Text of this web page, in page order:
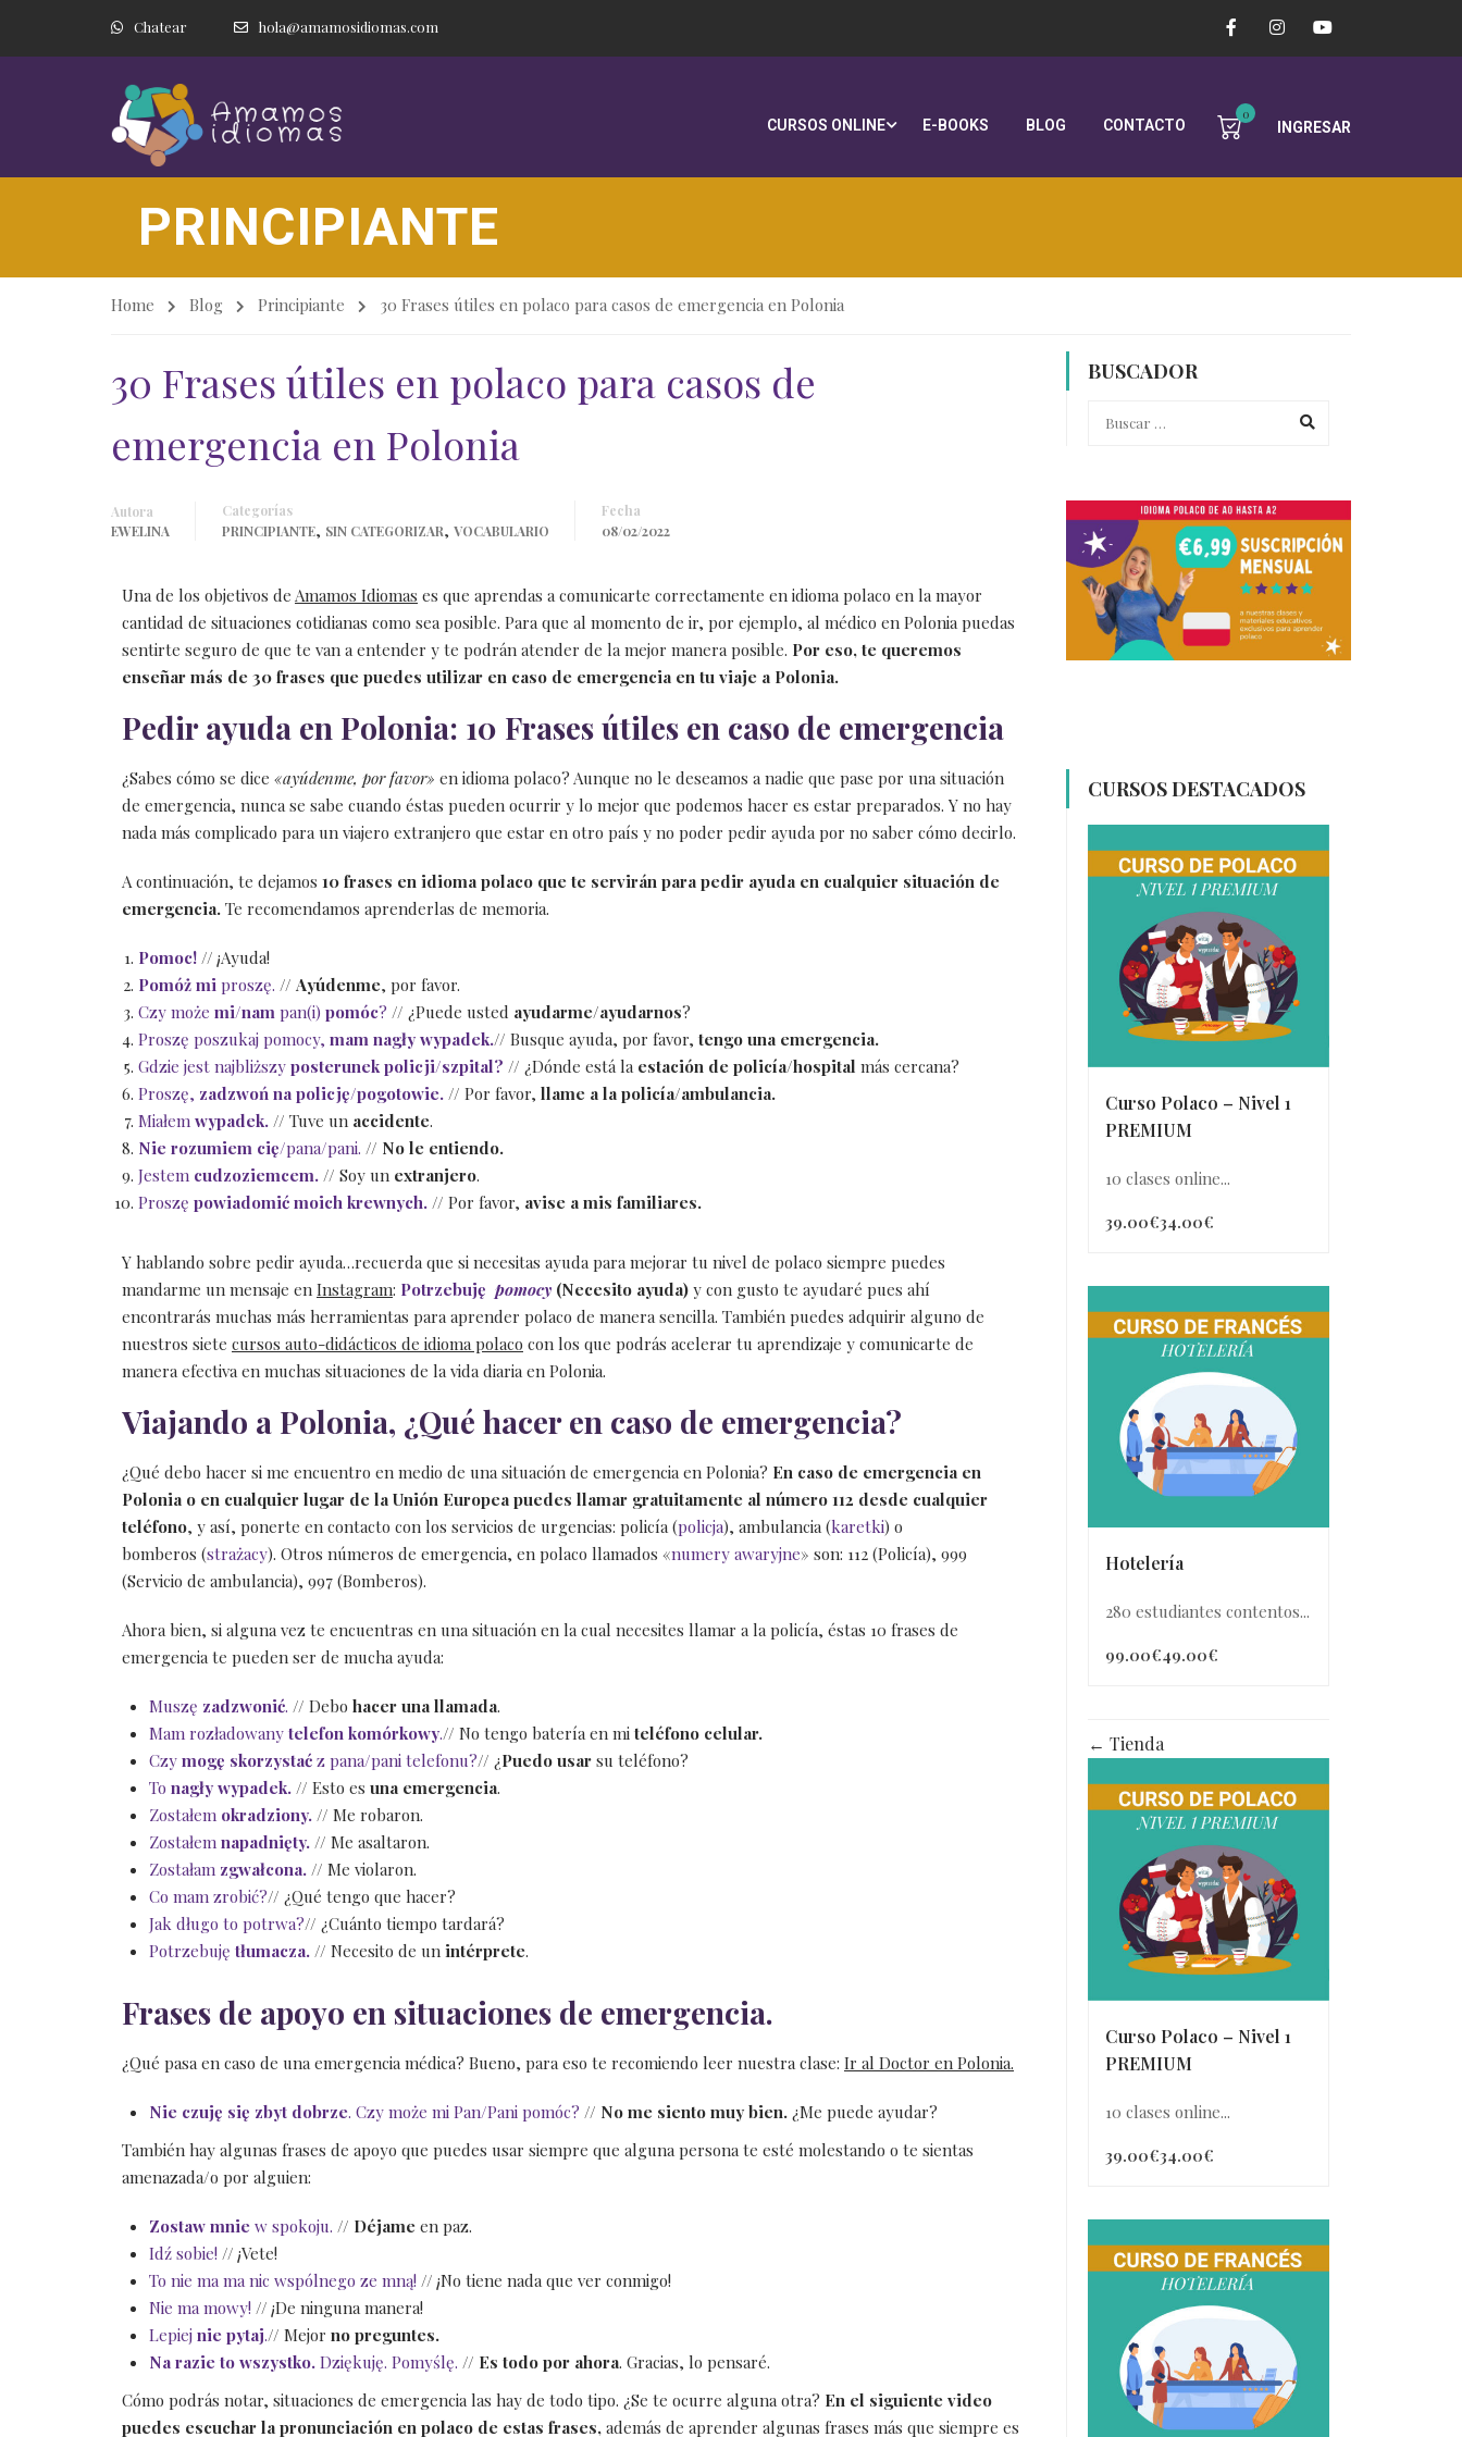
Chatear hola@amamosidiomas.com
CURSOS ONLINE E-BOOKS BLOG CONTACTO
0
INGRESAR
PRINCIPIANTE
Home Blog Principiante 30 Frases útiles en polaco para casos de emergencia en Polonia
30 Frases útiles en polaco para casos de
emergencia en Polonia
Autora
EWELINA
Categorías
PRINCIPIANTE, SIN CATEGORIZAR, VOCABULARIO
Fecha
08/02/2022
Una de los objetivos de Amamos Idiomas es que aprendas a comunicarte correctamente en idioma polaco en la mayor
cantidad de situaciones cotidianas como sea posible. Para que al momento de ir, por ejemplo, al médico en Poloniapuedas
sentirte seguro de que te van a entender y te podrán atender de la mejor manera posible. Por eso, te queremos
enseñar más de 30 frases que puedes utilizar en caso de emergencia en tu viaje a Polonia.
Pedir ayuda en Polonia: 10 Frases útiles en caso de emergencia
¿Sabes cómo se dice «ayúdenme, por favor» en idioma polaco? Aunque no le deseamos a nadie que pase por una situación
de emergencia, nunca se sabe cuando éstas pueden ocurrir y lo mejor que podemos hacer es estar preparados. Y no hay
nada más complicado para un viajero extranjero que estar en otro país y no poder pedir ayuda por no saber cómo decirlo.
A continuación, te dejamos 10 frases en idioma polaco que te servirán para pedir ayuda en cualquier situación de
emergencia. Te recomendamos aprenderlas de memoria.
Pomoc! // ¡Ayuda!
Pomóż mi proszę. // Ayúdenme, por favor.
Czy może mi/nam pan(i) pomóc? // ¿Puede usted ayudarme/ayudarnos?
Proszę poszukaj pomocy, mam nagły wypadek.// Busque ayuda, por favor, tengo una emergencia.
Gdzie jest najbliższy posterunek policji/szpital? // ¿Dónde está la estación de policía/hospital más cercana?
Proszę, zadzwoń na policję/pogotowie. // Por favor, llame a la policía/ambulancia.
Miałem wypadek. // Tuve un accidente.
Nie rozumiem cię/pana/pani. // No le entiendo.
Jestem cudzoziemcem. // Soy un extranjero.
Proszę powiadomić moich krewnych. // Por favor, avise a mis familiares.
Y hablando sobre pedir ayuda…recuerda que si necesitas ayuda para mejorar tu nivel de polaco siempre puedes
mandarme un mensaje en Instagram: Potrzebuję pomocy (Necesito ayuda) y con gusto te ayudaré pues ahí
encontrarás muchas más herramientas para aprender polaco de manera sencilla. También puedes adquirir alguno de
nuestros siete cursos auto-didácticos de idioma polaco con los que podrás acelerar tu aprendizaje y comunicarte de
manera efectiva en muchas situaciones de la vida diaria en Polonia.
Viajando a Polonia, ¿Qué hacer en caso de emergencia?
¿Qué debo hacer si me encuentro en medio de una situación de emergencia en Polonia? En caso de emergencia en
Polonia o en cualquier lugar de la Unión Europea puedes llamar gratuitamente al número 112 desde cualquier
teléfono, y así, ponerte en contacto con los servicios de urgencias: policía (policja), ambulancia (karetki) o
bomberos (strażacy). Otros números de emergencia, en polaco llamados «numery awaryjne» son: 112 (Policía), 999
(Servicio de ambulancia), 997 (Bomberos).
Ahora bien, si alguna vez te encuentras en una situación en la cual necesites llamar a la policía, éstas 10 frases de
emergencia te pueden ser de mucha ayuda:
Muszę zadzwonić. // Debo hacer una llamada.
Mam rozładowany telefon komórkowy.// No tengo batería en mi teléfono celular.
Czy mogę skorzystać z pana/pani telefonu?// ¿Puedo usar su teléfono?
To nagły wypadek. // Esto es una emergencia.
Zostałem okradziony. // Me robaron.
Zostałem napadnięty. // Me asaltaron.
Zostałam zgwałcona. // Me violaron.
Co mam zrobić?// ¿Qué tengo que hacer?
Jak długo to potrwa?// ¿Cuánto tiempo tardará?
Potrzebuję tłumacza. // Necesito de un intérprete.
Frases de apoyo en situaciones de emergencia.
¿Qué pasa en caso de una emergencia médica? Bueno, para eso te recomiendo leer nuestra clase: Ir al Doctor en Polonia.
Nie czuję się zbyt dobrze. Czy może mi Pan/Pani pomóc? // No me siento muy bien. ¿Me puede ayudar?
También hay algunas frases de apoyo que puedes usar siempre que alguna persona te esté molestando o te sientas
amenazada/o por alguien:
Zostaw mnie w spokoju. // Déjame en paz.
Idź sobie! // ¡Vete!
To nie ma ma nic wspólnego ze mną! // ¡No tiene nada que ver conmigo!
Nie ma mowy! // ¡De ninguna manera!
Lepiej nie pytaj.// Mejor no preguntes.
Na razie to wszystko. Dziękuję. Pomyślę. // Es todo por ahora. Gracias, lo pensaré.
Cómo podrás notar, situaciones de emergencia las hay de todo tipo. ¿Se te ocurre alguna otra? En el siguiente video
puedes escuchar la pronunciación en polaco de estas frases, además de aprender algunas frases más que siempre es
BUSCADOR
CURSOS DESTACADOS
Curso Polaco – Nivel 1
PREMIUM
10 clases online...
39.00€34.00€
Hotelería
280 estudiantes contentos...
99.00€49.00€
Tienda
Curso Polaco – Nivel 1
PREMIUM
10 clases online...
39.00€34.00€